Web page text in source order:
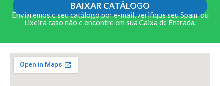
BAIXAR CATÁLOGO
Enviaremos o seu catálogo por e-mail, verifique seu Spam ou
Lixeira caso não o encontre em sua Caixa de Entrada.